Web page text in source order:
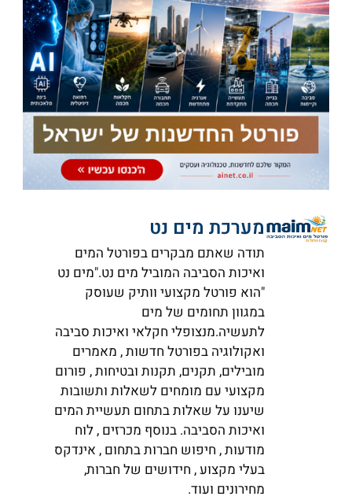
מערכת מים נט
תודה שאתם מבקרים בפורטל המים
ואיכות הסביבה המוביל מים נט."מים נט
"הוא פורטל מקצועי וותיק שעוסק
במגוון תחומים של מים
לתעשיה.מנצופלי חקלאי ואיכות סביבה
ואקולוגיה בפורטל חדשות , מאמרים
מובילים, תקנים, תקנות ובטיחות , פורום
מקצועי עם מומחים לשאלות ותשובות
שיענו על שאלות בתחום תעשיית המים
ואיכות הסביבה. בנוסף מכרזים , לוח
מודעות , חיפוש חברות בתחום , אינדקס
בעלי מקצוע , חידושים של חברות,
מחירונים ועוד.